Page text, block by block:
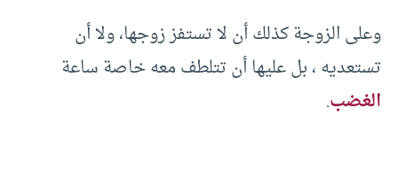
وعلى الزوجة كذلك أن لا تستفز زوجها، ولا أن
تستعديه ، بل عليها أن تتلطف معه خاصة ساعة
الغضب.